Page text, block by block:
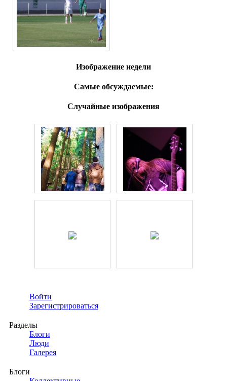
Изображение недели
Самые обсуждаемые:
Случайные изображения
Войти
Зарегистрироваться
Разделы
Блоги
Люди
Галерея
Блоги